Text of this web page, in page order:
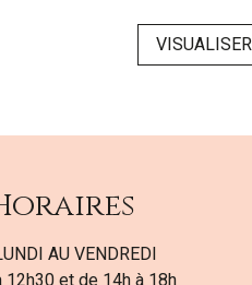
VISUALISER
AU VENDREDI
12h30 et de 14h à 18h